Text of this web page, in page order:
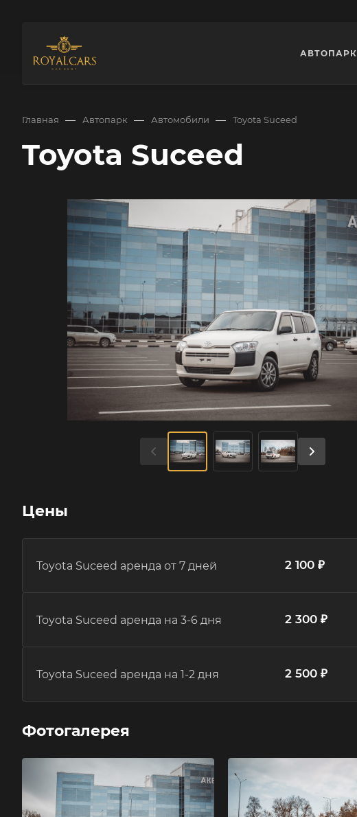
АВТОПАРК
Главная — Автопарк — Автомобили — Toyota Suceed
Toyota Suceed
Цены
Toyota Suceed аренда от 7 дней 2 100 ₽
Toyota Suceed аренда на 3-6 дня 2 300 ₽
Toyota Suceed аренда на 1-2 дня 2 500 ₽
Фотогалерея